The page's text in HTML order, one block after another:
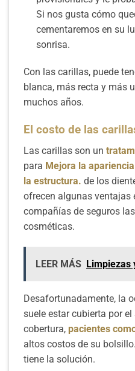
Si nos gusta cómo
cementaremos en su
sonrisa.
Con las carillas, puede
blanca, más recta y más
muchos años.
El costo de las
Las carillas son un
para Mejora la
la estructura. de los
ofrecen algunas ventajas
compañías de seguros
cosméticas.
LEER MÁS Limpiezas
Desafortunadamente, la
suele estar cubierta por
cobertura, pacientes
altos costos de su
tiene la solución.